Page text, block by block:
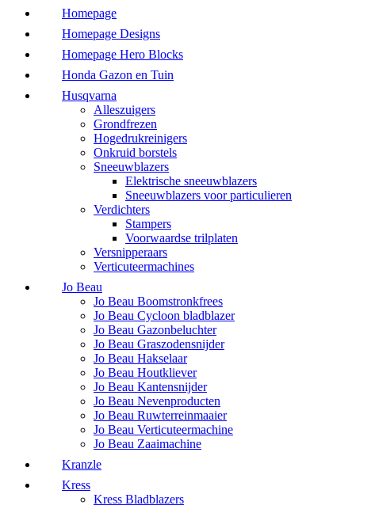
Homepage
Homepage Designs
Homepage Hero Blocks
Honda Gazon en Tuin
Husqvarna
Alleszuigers
Grondfrezen
Hogedrukreinigers
Onkruid borstels
Sneeuwblazers
Elektrische sneeuwblazers
Sneeuwblazers voor particulieren
Verdichters
Stampers
Voorwaardse trilplaten
Versnipperaars
Verticuteermachines
Jo Beau
Jo Beau Boomstronkfrees
Jo Beau Cycloon bladblazer
Jo Beau Gazonbeluchter
Jo Beau Graszodensnijder
Jo Beau Hakselaar
Jo Beau Houtkliever
Jo Beau Kantensnijder
Jo Beau Nevenproducten
Jo Beau Ruwterreinmaaier
Jo Beau Verticuteermachine
Jo Beau Zaaimachine
Kranzle
Kress
Kress Bladblazers